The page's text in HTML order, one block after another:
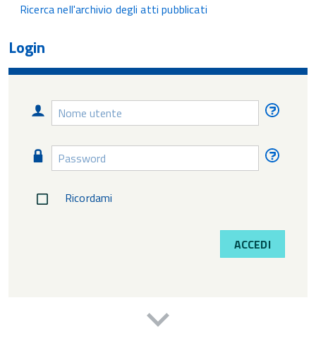
Ricerca nell'archivio degli atti pubblicati
Login
Nome
utente
Password
Ricordami
ACCEDI